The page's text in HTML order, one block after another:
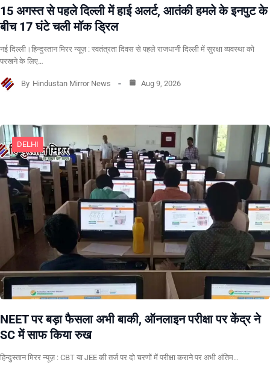
15 अगस्त से पहले दिल्ली में हाई अलर्ट, आतंकी हमले के इनपुट के
बीच 17 घंटे चली मॉक ड्रिल
नई दिल्ली।हिन्दुस्तान मिरर न्यूज़ : स्वतंत्रता दिवस से पहले राजधानी दिल्ली में सुरक्षा व्यवस्था को
परखने के लिए…
By Hindustan Mirror News Aug 9, 2026
DELHI
NEET पर बड़ा फैसला अभी बाकी, ऑनलाइन परीक्षा पर केंद्र ने
SC में साफ किया रुख
हिन्दुस्तान मिरर न्यूज़ : CBT या JEE की तर्ज पर दो चरणों में परीक्षा कराने पर अभी अंतिम…